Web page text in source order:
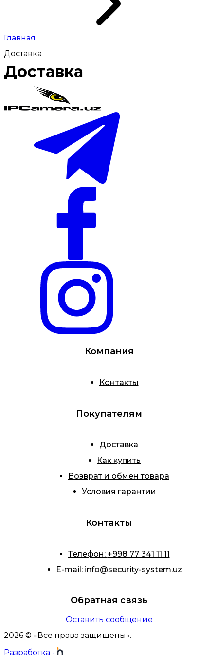
Главная
Доставка
Доставка
Компания
Контакты
Покупателям
Доставка
Как купить
Возврат и обмен товара
Условия гарантии
Контакты
Телефон: +998 77 341 11 11
E-mail: info@security-system.uz
Обратная связь
Оставить сообщение
2026 © « Все права защищены».
Разработка -